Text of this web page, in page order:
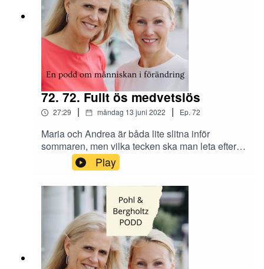
72. 72. Fullt ös medvetslös
27:29 | måndag 13 juni 2022 | Ep. 72
Maria och Andrea är båda lite slitna inför
sommaren, men vilka tecken ska man leta efter
om det blir för mycket och hur ska man hantera
avtändningen när man tar ledigt? Många är
missnöjda med sin jobbsituation men orkar inte
göra en förändring. Vad ska du göra om du har
brist på stimulans i din roll?
Play